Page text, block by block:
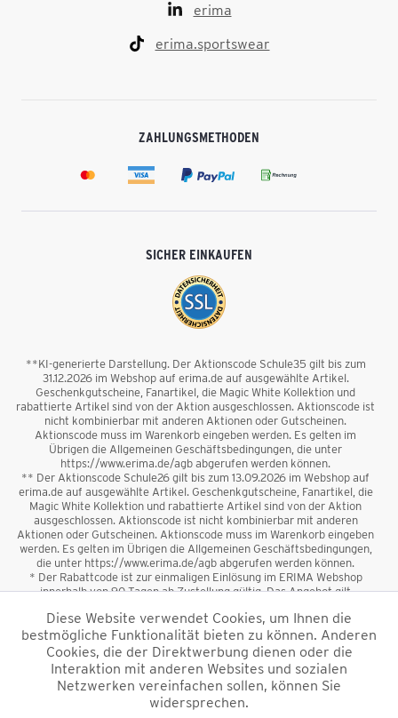
erima
erima.sportswear
ZAHLUNGSMETHODEN
SICHER EINKAUFEN
**KI-generierte Darstellung. Der Aktionscode Schule35 gilt bis zum
31.12.2026 im Webshop auf erima.de auf ausgewählte Artikel.
Geschenkgutscheine, Fanartikel, die Magic White Kollektion und
rabattierte Artikel sind von der Aktion ausgeschlossen. Aktionscode ist
nicht kombinierbar mit anderen Aktionen oder Gutscheinen.
Aktionscode muss im Warenkorb eingeben werden. Es gelten im
Übrigen die Allgemeinen Geschäftsbedingungen, die unter
https://www.erima.de/agb abgerufen werden können.
** Der Aktionscode Schule26 gilt bis zum 13.09.2026 im Webshop auf
erima.de auf ausgewählte Artikel. Geschenkgutscheine, Fanartikel, die
Magic White Kollektion und rabattierte Artikel sind von der Aktion
ausgeschlossen. Aktionscode ist nicht kombinierbar mit anderen
Aktionen oder Gutscheinen. Aktionscode muss im Warenkorb eingeben
werden. Es gelten im Übrigen die Allgemeinen Geschäftsbedingungen,
die unter https://www.erima.de/agb abgerufen werden können.
* Der Rabattcode ist zur einmaligen Einlösung im ERIMA Webshop
innerhalb von 90 Tagen ab Zustellung gültig. Das Angebot gilt
sowie Geschenkgutscheine sind vom Rabatt ausgeschlossen. Der
Rabattcode ist nicht mit anderen Aktionen oder Gutscheinen
kombinierbar. Der Mindestbestellwert beträgt 50 €
*Alle Preise verstehen sich inkl. Mehrwertsteuer und zzgl.
und ggf. Nachnahmegebühren, wenn nicht anders
Diese Website verwendet Cookies, um Ihnen die
bestmögliche Funktionalität bieten zu können. Anderen
Cookies, die der Direktwerbung dienen oder die
Interaktion mit anderen Websites und sozialen
Netzwerken vereinfachen sollen, können Sie
widersprechen.